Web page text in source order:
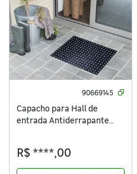
90669145
Capacho para Hall de
entrada Antiderrapante
R$ ****,00